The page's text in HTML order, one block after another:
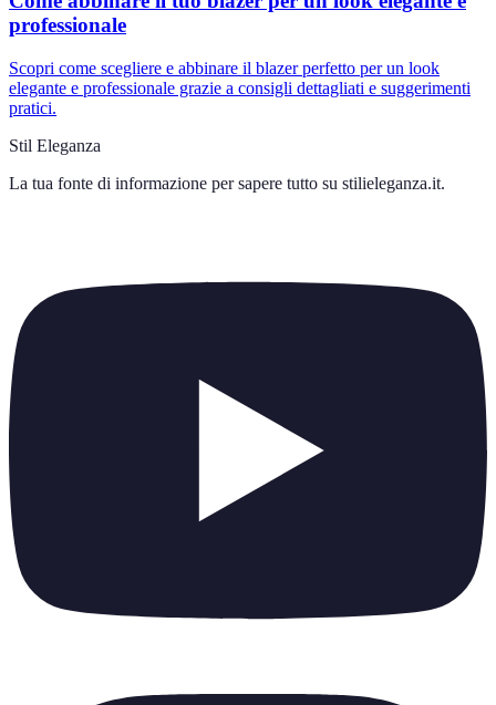
professionale
Scopri come scegliere e abbinare il blazer perfetto per un look
elegante e professionale grazie a consigli dettagliati e suggerimenti
pratici.
Stil Eleganza
La tua fonte di informazione per sapere tutto su stilieleganza.it.